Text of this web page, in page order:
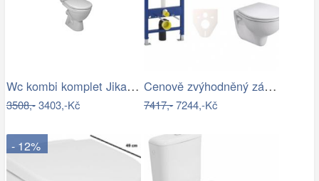
Wc kombi komplet Jika Lyra Plus zadní…
3508,-3403,-Kč
Cenově zvýhodněný závěsný WC set…
7417,-7244,-Kč
- 12%